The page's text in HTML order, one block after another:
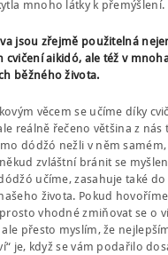
mnoho látky k přemýšlení.
jsou zřejmě použitelná
cvičení aikidó, ale též v
běžného života.
věcem se učíme díky
reálně řečeno většina z nás
dódžó nežli v něm samém,
zvláštní bránit se
učíme, zasahuje také do
života. Pokud
vhodné zmiňovat se o
přesto myslím, že
je, když se vám podařilo